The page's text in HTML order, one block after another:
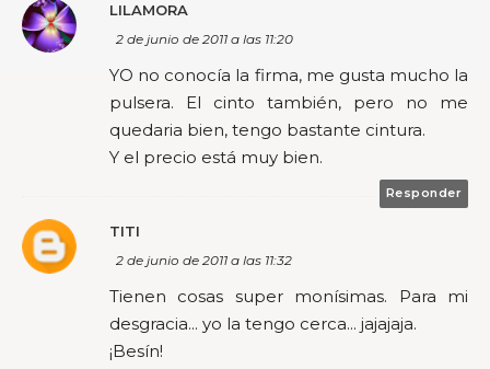
LILAMORA
2 de junio de 2011 a las 11:20
YO no conocía la firma, me gusta mucho la
pulsera. El cinto también, pero no me
quedaria bien, tengo bastante cintura.
Y el precio está muy bien.
Responder
TITI
2 de junio de 2011 a las 11:32
Tienen cosas super monísimas. Para mi
desgracia... yo la tengo cerca... jajajaja.
¡Besín!